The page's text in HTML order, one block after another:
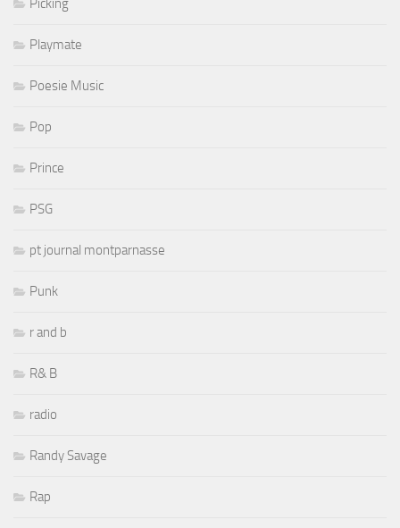
Picking
Playmate
Poesie Music
Pop
Prince
PSG
pt journal montparnasse
Punk
r and b
R& B
radio
Randy Savage
Rap